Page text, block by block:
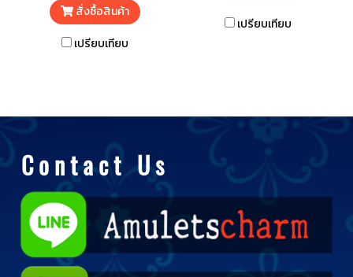
สั่งซื้อสินค้า
เปรียบเทียบ
เปรียบเทียบ
C o n t a c t U s